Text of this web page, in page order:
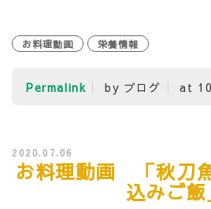
お料理動画 栄養情報
Permalink by ブログ at
2020.07.06
お料理動画 「秋刀
込みご飯